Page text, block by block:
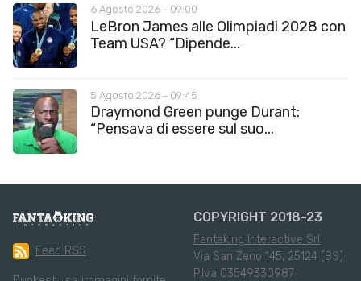
6 Agosto 2026 - 09:00
LeBron James alle Olimpiadi 2028 con
Team USA? “Dipende...
5 Agosto 2026 - 09:45
Draymond Green punge Durant:
“Pensava di essere sul suo...
Feed RSS
COPYRIGHT 2018-23
Fantaking Interactive Srl
Via San Zeno 145, 25124 (BS)
P.Iva 03549330987